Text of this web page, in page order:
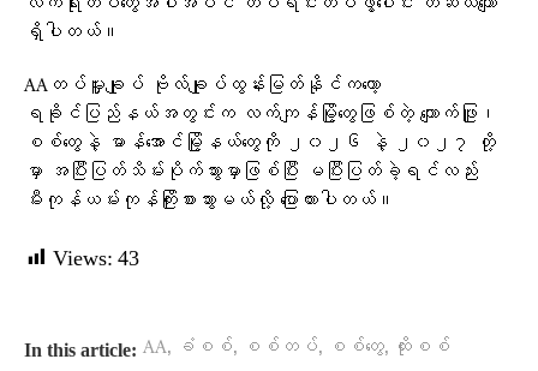
ရှိပါတယ်။
AAတပ်မှူးချုပ် ဗိုလ်ချုပ်ထွန်းမြတ်နိုင်ကတော့
ရခိုင်ပြည်နယ်အတွင်းက လက်ကျန်မြို့တွေဖြစ်တဲ့ ကျောက်ဖြူ၊
စစ်တွေနဲ့ မာန်အောင်မြို့နယ်တွေကို ၂၀၂၆ နဲ့ ၂၀၂၇ တို့
မှာ အပြီးပြတ်သိမ်းပိုက်သွားမှာဖြစ်ပြီး မပြီးပြတ်ခဲ့ရင်လည်း
မီးကုန်ယမ်းကုန်ကြိုးစားသွားမယ်လို့ ​ပြောထားပါတယ်။
Views: 43
In this article: AA, ခံစစ်, စစ်တပ်, စစ်တွေ, ထိုးစစ်